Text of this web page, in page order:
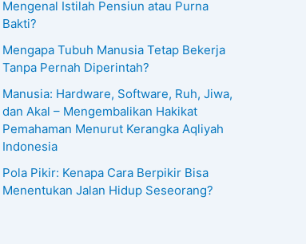
Mengenal Istilah Pensiun atau Purna
Bakti?
Mengapa Tubuh Manusia Tetap Bekerja
Tanpa Pernah Diperintah?
Manusia: Hardware, Software, Ruh, Jiwa,
dan Akal – Mengembalikan Hakikat
Pemahaman Menurut Kerangka Aqliyah
Indonesia
Pola Pikir: Kenapa Cara Berpikir Bisa
Menentukan Jalan Hidup Seseorang?